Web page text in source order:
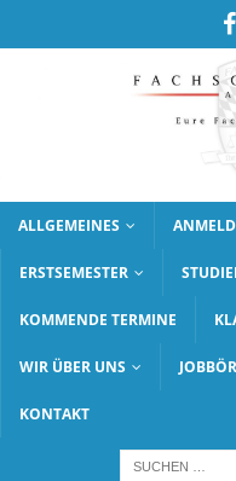
ALLGEMEINES
ERSTSEMESTER
KOMMENDE TERMINE
WIR ÜBER UNS
KONTAKT